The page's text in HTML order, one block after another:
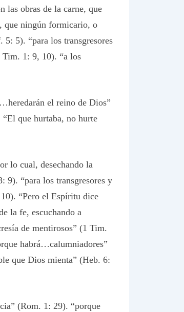
las obras de la carne, que
que ningún formicario, o
5). “para los transgresores
1: 9, 10). “a los
el reino de Dios”
que hurtaba, no hurte
lo cual, desechando la
9). “para los transgresores y
“Pero el Espíritu dice
la fe, escuchando a
de mentirosos” (1 Tim.
habrá…calumniadores”
que Dios mienta” (Heb. 6:
(Rom. 1: 29). “porque